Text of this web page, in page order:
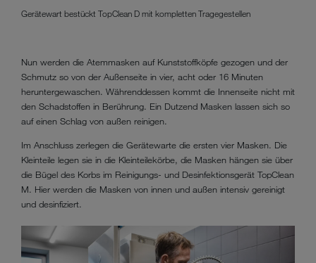
Gerätewart bestückt TopClean D mit kompletten Tragegestellen
Nun werden die Atemmasken auf Kunststoffköpfe gezogen und der
Schmutz so von der Außenseite in vier, acht oder 16 Minuten
heruntergewaschen. Währenddessen kommt die Innenseite nicht mit
den Schadstoffen in Berührung. Ein Dutzend Masken lassen sich so
auf einen Schlag von außen reinigen.
Im Anschluss zerlegen die Gerätewarte die ersten vier Masken. Die
Kleinteile legen sie in die Kleinteilekörbe, die Masken hängen sie über
die Bügel des Korbs im Reinigungs- und Desinfektionsgerät TopClean
M. Hier werden die Masken von innen und außen intensiv gereinigt
und desinfiziert.